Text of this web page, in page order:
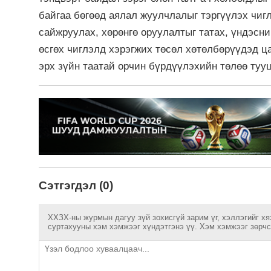
байгаа бөгөөд аялал жуулчлалыг тэргүүлэх
сайжруулах, хөрөнгө оруулалтыг татах,
өсгөх чиглэлд хэрэгжих төсөл хөтөлбөрүүдэд
эрх зүйн таатай орчин бүрдүүлэхийн төлөө
Сэтгэгдэл (0)
ХХЗХ-ны журмын дагуу зүй зохисгүй зарим үг, хэллэгийг
суртахууны хэм хэмжээг хүндэтгэнэ үү. Хэм хэмжээг